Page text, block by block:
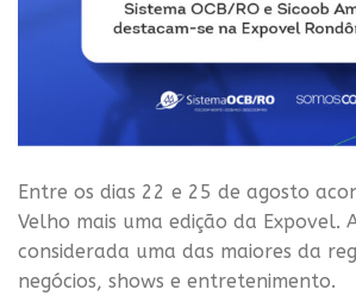
Entre os dias 22 e 25 de agosto
Velho mais uma edição da Expovel.
considerada uma das maiores da
negócios, shows e entretenimento.